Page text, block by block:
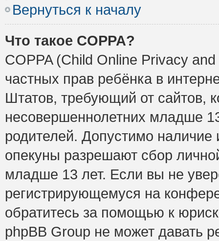
Вернуться к началу
Что такое COPPA?
COPPA (Child Online Privacy
частных прав ребёнка в
Штатов, требующий от сайтов,
несовершеннолетних младше
родителей. Допустимо наличие
опекуны разрешают сбор
младше 13 лет. Если вы не
регистрирующемуся на
обратитесь за помощью к
phpBB Group не может давать